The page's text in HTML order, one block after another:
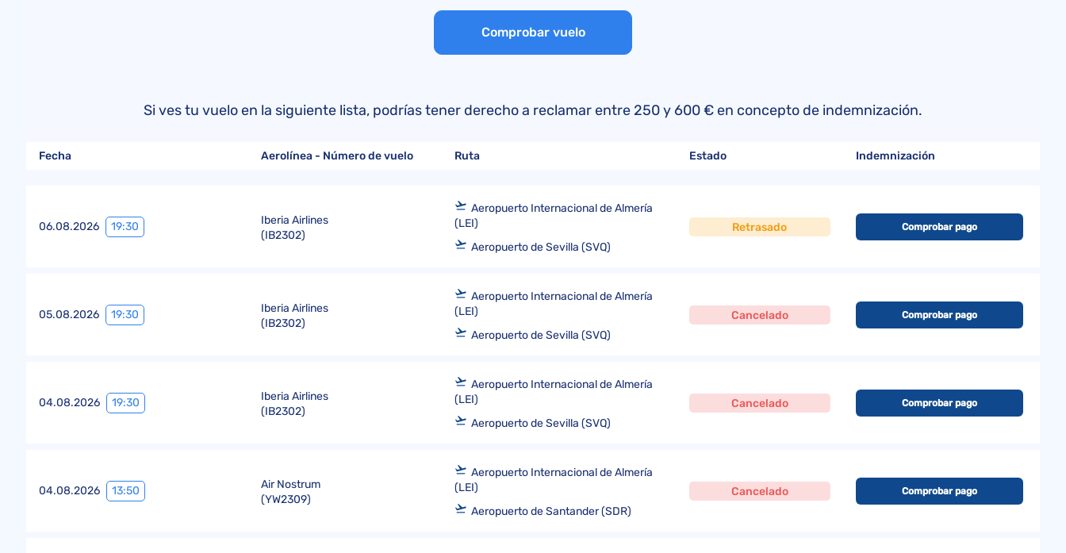
Reclamaciones a Aerolíneas Argentinas
Reclamaciones a United Airlines
Quejas a American Airlines
Quejas a TAP Air Portugal
Convenio de Montreal
Convenio de Varsovia
Opiniones sobre Air Europa
Opiniones sobre KLM
Comprobar vuelo
Si ves tu vuelo en la siguiente lista, podrías tener derecho a reclamar entre 250 y 600 € en concepto de indemnización.
Fecha Aerolínea - Número de vuelo Ruta Estado Indemnización
06.08.2026 19:30
Iberia Airlines
(IB2302)
Aeropuerto Internacional de Almería
(LEI)
Aeropuerto de Sevilla (SVQ)
Retrasado Comprobar pago
05.08.2026 19:30
Iberia Airlines
(IB2302)
Aeropuerto Internacional de Almería
(LEI)
Aeropuerto de Sevilla (SVQ)
Cancelado Comprobar pago
04.08.2026 19:30
Iberia Airlines
(IB2302)
Aeropuerto Internacional de Almería
(LEI)
Aeropuerto de Sevilla (SVQ)
Cancelado Comprobar pago
04.08.2026 13:50
Air Nostrum
(YW2309)
Aeropuerto Internacional de Almería
(LEI)
Aeropuerto de Santander (SDR)
Cancelado Comprobar pago